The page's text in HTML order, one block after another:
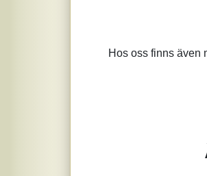
Hos oss finns även